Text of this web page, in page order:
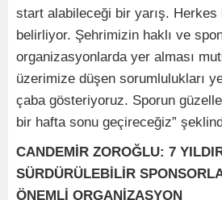
start alabileceği bir yarış.
belirliyor. Şehrimizin haklı ve
organizasyonlarda yer alması
üzerimize düşen sorumlulukları
çaba gösteriyoruz. Sporun
bir hafta sonu geçireceğiz”
CANDEMİR ZOROĞLU: 7
SÜRDÜRÜLEBİLİR
ÖNEMLİ ORGANİZASYON